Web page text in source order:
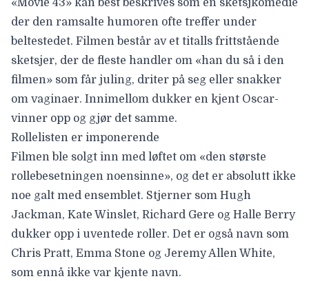
«Movie 43» kan best beskrives som en sketsjkomedie
der den ramsalte humoren ofte treffer under
beltestedet. Filmen består av et titalls frittstående
sketsjer, der de fleste handler om «han du så i den
filmen» som får juling, driter på seg eller snakker
om vaginaer. Innimellom dukker en kjent Oscar-
vinner opp og gjør det samme.
Rollelisten er imponerende
Filmen ble solgt inn med løftet om «den største
rollebesetningen noensinne», og det er absolutt ikke
noe galt med ensemblet. Stjerner som Hugh
Jackman, Kate Winslet, Richard Gere og Halle Berry
dukker opp i uventede roller. Det er også navn som
Chris Pratt, Emma Stone og Jeremy Allen White,
som ennå ikke var kjente navn.